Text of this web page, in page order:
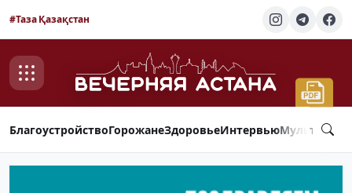
#Таза Қазақстан
БлагоустройствоГорожанеЗдоровьеИнтервью